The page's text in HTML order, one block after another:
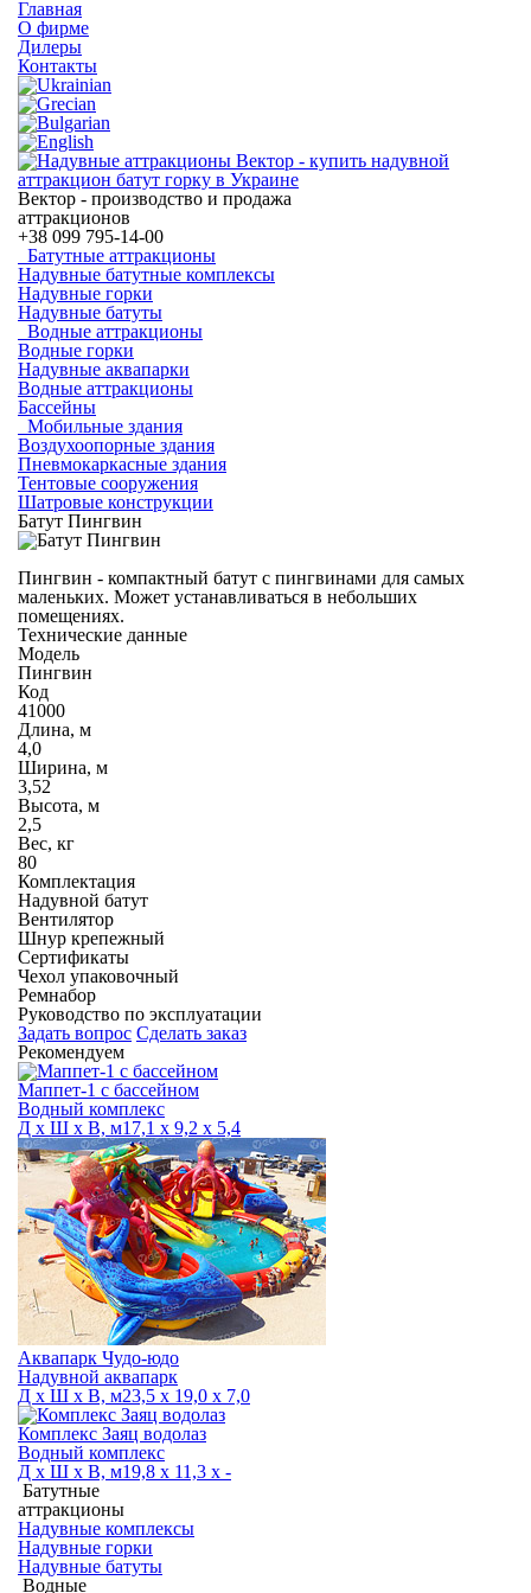
Главная
О фирме
Дилеры
Контакты
Вектор - производство и продажа
аттракционов
+38 099 795-14-00
Батутные аттракционы
Надувные батутные комплексы
Надувные горки
Надувные батуты
Водные аттракционы
Водные горки
Надувные аквапарки
Водные аттракционы
Бассейны
Мобильные здания
Воздухоопорные здания
Пневмокаркасные здания
Тентовые сооружения
Шатровые конструкции
Батут Пингвин
Пингвин - компактный батут с пингвинами для самых
маленьких. Может устанавливаться в небольших
помещениях.
Технические данные
Модель
Пингвин
Код
41000
Длина, м
4,0
Ширина, м
3,52
Высота, м
2,5
Вес, кг
80
Комплектация
Надувной батут
Вентилятор
Шнур крепежный
Сертификаты
Чехол упаковочный
Ремнабор
Руководство по эксплуатации
Задать вопрос Сделать заказ
Рекомендуем
Маппет-1 с бассейном
Водный комплекс
Д х Ш х В, м17,1 х 9,2 х 5,4
Аквапарк Чудо-юдо
Надувной аквапарк
Д х Ш х В, м23,5 х 19,0 х 7,0
Комплекс Заяц водолаз
Водный комплекс
Д х Ш х В, м19,8 х 11,3 х -
Батутные
аттракционы
Надувные комплексы
Надувные горки
Надувные батуты
Водные